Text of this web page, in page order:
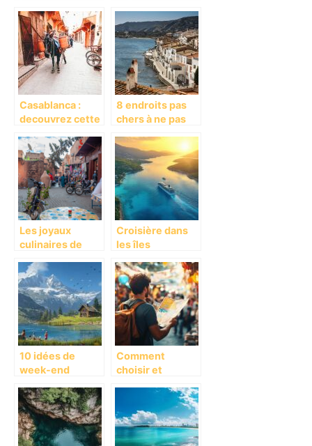
touristique
fascinante
Casablanca :
decouvrez cette
s’entremelent
traditions et
modernite
8 endroits pas
chers à ne pas
votre voyage en
Espagne
Les joyaux
culinaires de
exploration
gastronomique
dans les
restaurants
d’exception
Croisière dans
les îles
Grèce : guide
des meilleures
randonnées
côtières
10 idées de
week-end
en Suisse :
Découverte des
spas bio et éco-
responsables
Comment
choisir et
excursions lors
de votre voyage
? De la Grande
Guerre aux